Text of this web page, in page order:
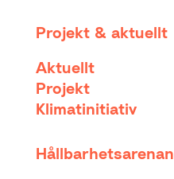
Projekt & aktuellt
Aktuellt
Projekt
Klimatinitiativ
Hållbarhetsarenan